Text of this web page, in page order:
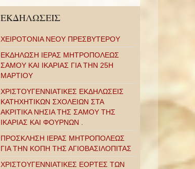
ΕΚΔΗΛΩΣΕΙΣ
ΧΕΙΡΟΤΟΝΙΑ ΝΕΟΥ ΠΡΕΣΒΥΤΕΡΟΥ
ΕΚΔΗΛΩΣΗ ΙΕΡΑΣ ΜΗΤΡΟΠΟΛΕΩΣ
ΣΑΜΟΥ ΚΑΙ ΙΚΑΡΙΑΣ ΓΙΑ ΤΗΝ 25Η
ΜΑΡΤΙΟΥ
ΧΡΙΣΤΟΥΓΕΝΝΙΑΤΙΚΕΣ ΕΚΔΗΛΩΣΕΙΣ
ΚΑΤΗΧΗΤΙΚΩΝ ΣΧΟΛΕΙΩΝ ΣΤΑ
ΑΚΡΙΤΙΚΑ ΝΗΣΙΑ ΤΗΣ ΣΑΜΟΥ ΤΗΣ
ΙΚΑΡΙΑΣ ΚΑΙ ΦΟΥΡΝΩΝ .
ΠΡΟΣΚΛΗΣΗ ΙΕΡΑΣ ΜΗΤΡΟΠΟΛΕΩΣ
ΓΙΑ ΤΗΝ ΚΟΠΗ ΤΗΣ ΑΓΙΟΒΑΣΙΛΟΠΙΤΑΣ
ΧΡΙΣΤΟΥΓΕΝΝΙΑΤΙΚΕΣ ΕΟΡΤΕΣ ΤΩΝ